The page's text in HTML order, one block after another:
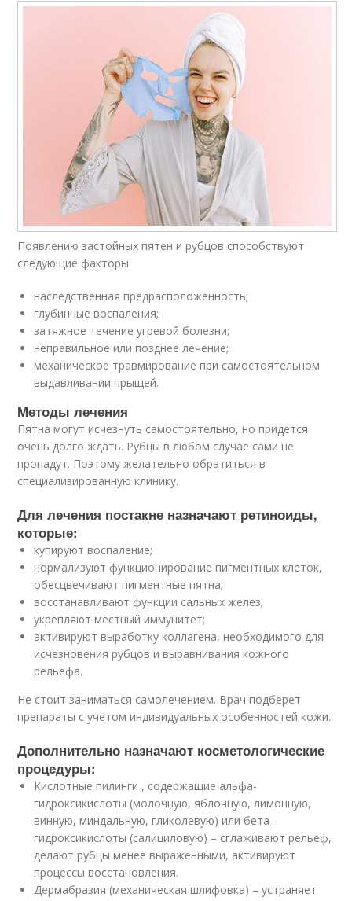
Появлению застойных пятен и рубцов способствуют
следующие факторы:
наследственная предрасположенность;
глубинные воспаления;
затяжное течение угревой болезни;
неправильное или позднее лечение;
механическое травмирование при самостоятельном
выдавливании прыщей.
Методы лечения
Пятна могут исчезнуть самостоятельно, но придется
очень долго ждать. Рубцы в любом случае сами не
пропадут. Поэтому желательно обратиться в
специализированную клинику.
Для лечения постакне назначают ретиноиды,
которые:
купируют воспаление;
нормализуют функционирование пигментных клеток,
обесцвечивают пигментные пятна;
восстанавливают функции сальных желез;
укрепляют местный иммунитет;
активируют выработку коллагена, необходимого для
исчезновения рубцов и выравнивания кожного
рельефа.
Не стоит заниматься самолечением. Врач подберет
препараты с учетом индивидуальных особенностей кожи.
Дополнительно назначают косметологические
процедуры:
Кислотные пилинги , содержащие альфа-
гидроксикислоты (молочную, яблочную, лимонную,
винную, миндальную, гликолевую) или бета-
гидроксикислоты (салициловую) – сглаживают рельеф,
делают рубцы менее выраженными, активируют
процессы восстановления.
Дермабразия (механическая шлифовка) – устраняет